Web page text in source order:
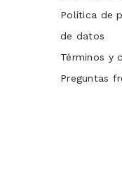
Política de
de datos
Términos y
Preguntas